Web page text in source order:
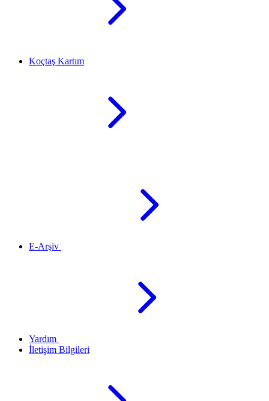
Koçtaş Kartım
E-Arşiv
Yardım
İletişim Bilgileri